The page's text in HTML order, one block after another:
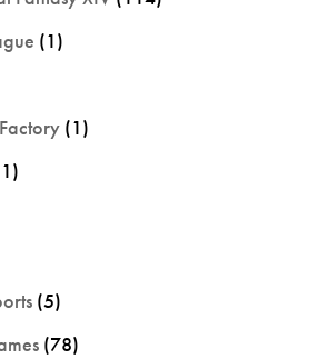
(1)
(1)
(5)
(78)